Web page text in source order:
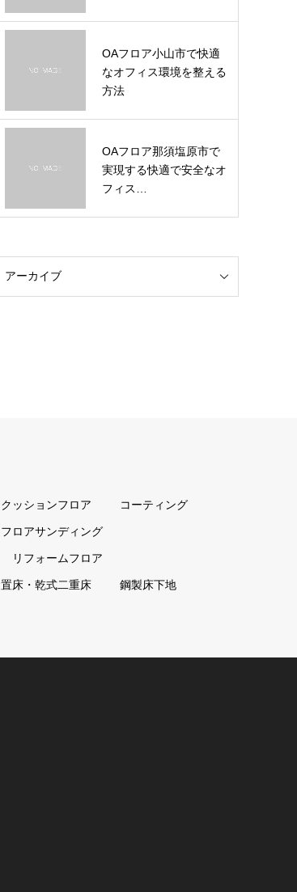
OAフロア小山市で快適
なオフィス環境を整える
方法
OAフロア那須塩原市で
実現する快適で安全なオ
フィス…
クッションフロア コーティング
フロアサンディング
リフォームフロア
置床・乾式二重床 鋼製床下地